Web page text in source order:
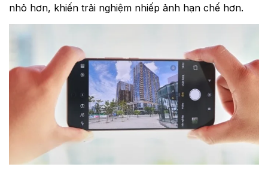
nhỏ hơn, khiến trải nghiệm nhiếp ảnh hạn chế hơn.